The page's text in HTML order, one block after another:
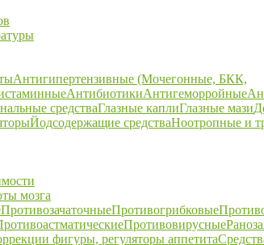
Антигипертензивные (Мочегонные, БКК,
АнтибиотикиАнтигеморройные
средстваГлазные каплиГлазные мази
Йодсодержащие средстваНоотропные и
мозга
ПротивозачаточныеПротивогрибковые
Противовирусные
фигуры, регуляторы аппетита